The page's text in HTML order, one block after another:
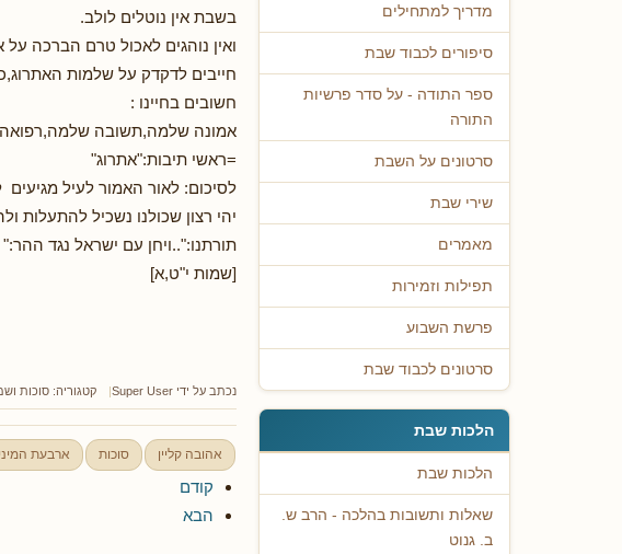
מדריך למתחילים
סיפורים לכבוד שבת
ספר התודה - על סדר פרשיות
התורה
סרטונים על השבת
שירי שבת
מאמרים
תפילות וזמירות
פרשת השבוע
סרטונים לכבוד שבת
הלכות שבת
הלכות שבת
שאלות ותשובות בהלכה - הרב ש.
ב. גנוט
בשבת אין נוטלים לולב.
ואין נוהגים לאכול טרם הברכה
חייבים לדקדק על שלמות
חשובים בחיינו :
אמונה שלמה,תשובה
=ראשי תיבות:"אתרוג"
לסיכום: לאור האמור לעיל
יהי רצון שכולנו נשכיל
תורתנו:"..ויחן עם ישראל נגד ההר:"
[שמות י"ט,א]
נכתב על ידי Super User קטגוריה: סוכות
אהובה קליין סוכות ארבעת
קודם
הבא